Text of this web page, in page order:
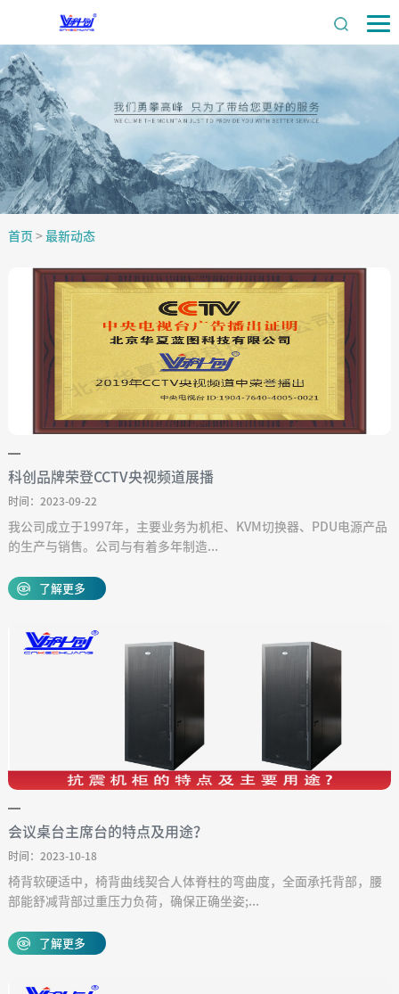
首页 > 最新动态
科创品牌荣登CCTV央视频道展播
时间：2023-09-22
我公司成立于1997年，主要业务为机柜、KVM切换器、PDU电源产品
的生产与销售。公司与有着多年制造...
了解更多
会议桌台主席台的特点及用途？
时间：2023-10-18
椅背软硬适中，椅背曲线契合人体脊柱的弯曲度，全面承托背部，腰
部能舒减背部过重压力负荷，确保正确坐姿;...
了解更多